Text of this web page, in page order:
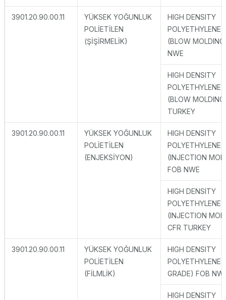
3901.20.90.00.11
YÜKSEK YOĞUNLUK
POLİETİLEN
(ŞİŞİRMELİK)
HIGH DENSITY
POLYETHYLENE
(BLOW
NWE
HIGH DENSITY
POLYETHYLENE
(BLOW
TURKEY
3901.20.90.00.11
YÜKSEK YOĞUNLUK
POLİETİLEN
(ENJEKSİYON)
HIGH DENSITY
POLYETHYLENE
(INJECTION
FOB NWE
HIGH DENSITY
POLYETHYLENE
(INJECTION
CFR TURKEY
3901.20.90.00.11
YÜKSEK YOĞUNLUK
POLİETİLEN
(FİLMLİK)
HIGH DENSITY
POLYETHYLENE
GRADE) FOB
HIGH DENSITY